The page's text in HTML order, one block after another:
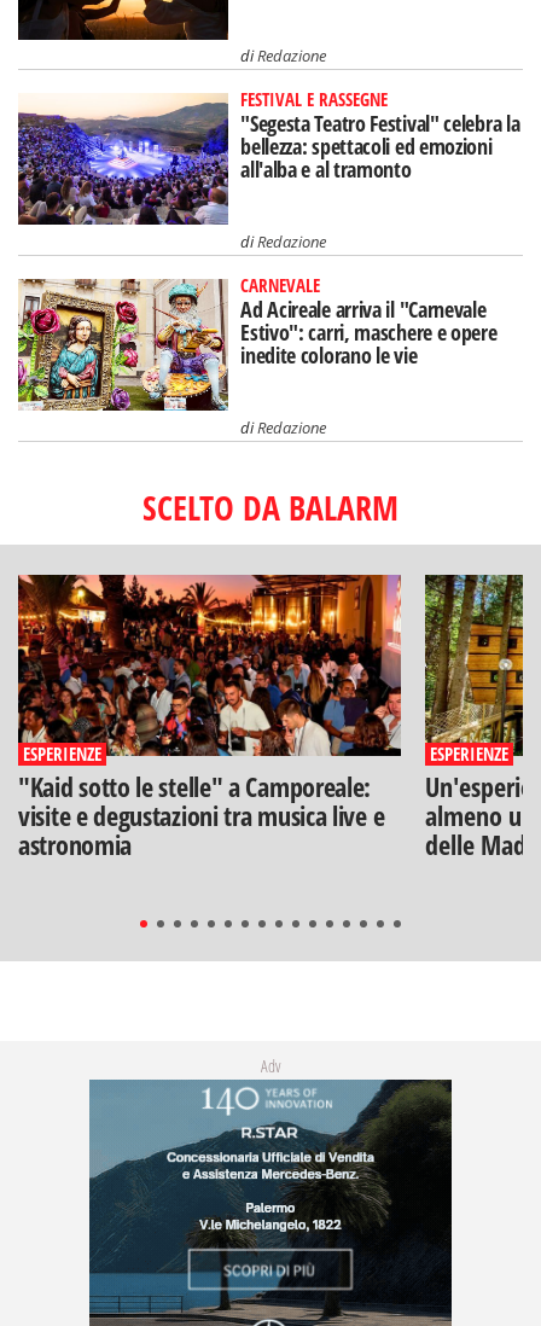
diRedazione
FESTIVAL E RASSEGNE
"Segesta Teatro Festival" celebra la
bellezza: spettacoli ed emozioni
all'alba e al tramonto
diRedazione
CARNEVALE
Ad Acireale arriva il "Carnevale
Estivo": carri, maschere e opere
inedite colorano le vie
diRedazione
SCELTO DA BALARM
ESPERIENZE
"Kaid sotto le stelle" a Camporeale:
visite e degustazioni tra musica live e
astronomia
ESPERIENZE
almeno
delle
Adv